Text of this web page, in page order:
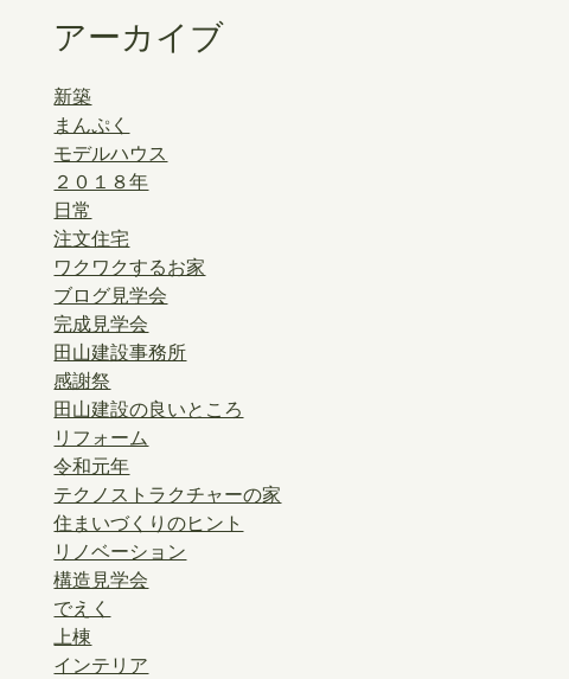
アーカイブ
新築
まんぷく
モデルハウス
２０１８年
日常
注文住宅
ワクワクするお家
ブログ見学会
完成見学会
田山建設事務所
感謝祭
田山建設の良いところ
リフォーム
令和元年
テクノストラクチャーの家
住まいづくりのヒント
リノベーション
構造見学会
でえく
上棟
インテリア